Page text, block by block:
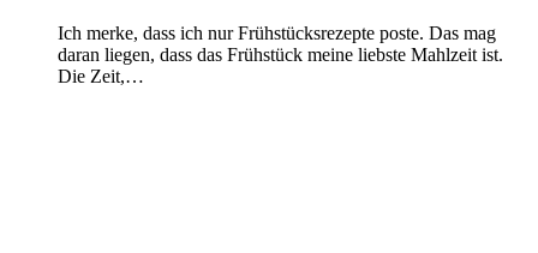
Ich merke, dass ich nur Frühstücksrezepte poste. Das mag
daran liegen, dass das Frühstück meine liebste Mahlzeit ist.
Die Zeit,…